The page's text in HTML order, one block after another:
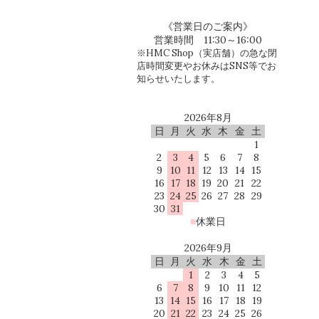
《営業日のご案内》
営業時間 11:30～16:00
※HMC Shop（実店舗）の急な閉
店時間変更やお休みはSNS等でお
知らせいたします。
2026年8月
日
月 火 水 木 金
土
1
2
3 4 5 6 7
8
9
10 11 12 13 14 15
16
17 18 19 20 21
22
23 24 25 26 27 28 29
30 31
■休業日
2026年9月
日
月 火 水 木 金
土
1
2 3 4
5
6
7 8 9 10 11
12
13
14 15 16 17 18
19
20 21 22 23 24 25 26